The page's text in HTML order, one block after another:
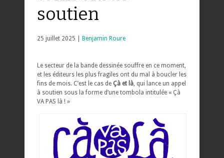
soutien
25 juillet 2025 | Benjamin Roure
Le secteur de la bande dessinée souffre en ce moment,
et les éditeurs les plus fragiles ont du mal à boucler les
fins de mois. C’est le cas de Çà et là , qui lance un appel
à soutien sous la forme d’une tombola intitulée « Çà
VA PAS là ! »